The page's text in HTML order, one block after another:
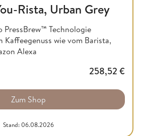
Rista, Urban Grey
Technologie
wie vom Barista,
Alexa
258,52 €
Zum Shop
Stand: 06.08.2026